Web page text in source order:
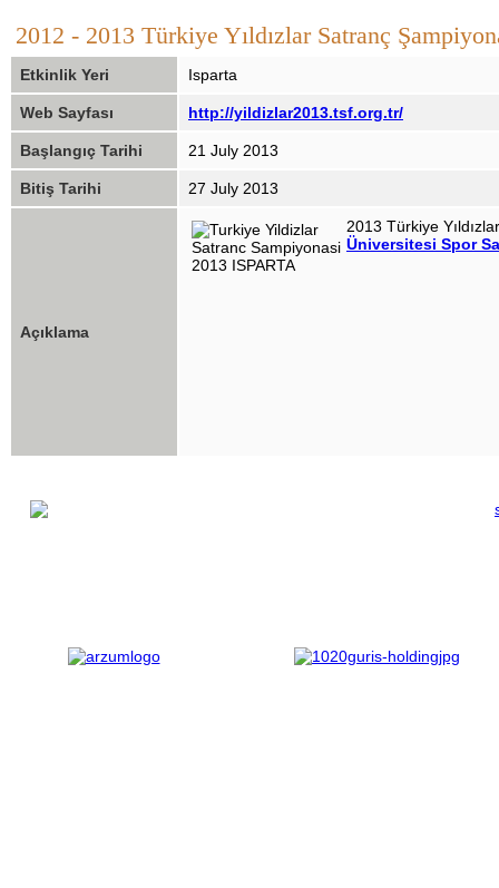
2012 - 2013 Türkiye Yıldızlar Satranç
Etkinlik Yeri Isparta
Web Sayfası http://yildizlar2013.tsf.org.tr/
Başlangıç Tarihi 21 July 2013
Bitiş Tarihi 27 July 2013
Açıklama
2013 Türkiye
Üniversitesi Spor